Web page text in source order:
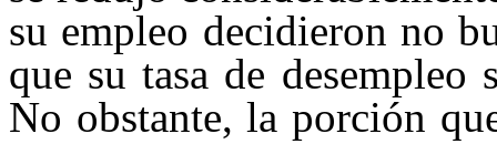
su empleo decidieron no
que su tasa de desempleo
No obstante, la porción